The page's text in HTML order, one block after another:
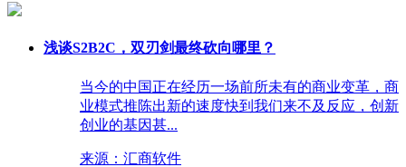
浅谈S2B2C，双刃剑最终砍向哪里？
当今的中国正在经历一场前所未有的商业变革，商
业模式推陈出新的速度快到我们来不及反应，创新
创业的基因甚...
来源：汇商软件